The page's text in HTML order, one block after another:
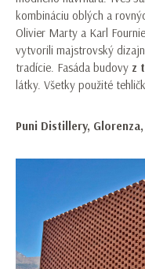
kombináciu oblých a
Olivier Marty a Karl
vytvorili majstrovský
tradície. Fasáda budovy z
látky. Všetky použité
Puni Distillery,